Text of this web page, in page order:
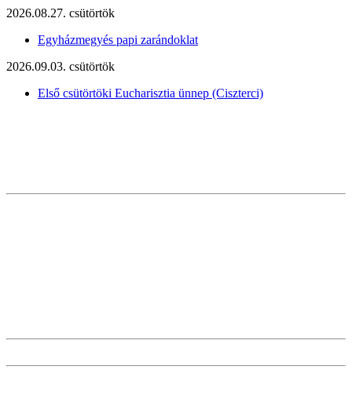
2026.08.27. csütörtök
Egyházmegyés papi zarándoklat
2026.09.03. csütörtök
Első csütörtöki Eucharisztia ünnep (Ciszterci)